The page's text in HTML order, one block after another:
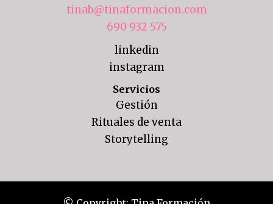
tinab@tinaformacion.com
690 932 575
linkedin
instagram
Servicios
Gestión
Rituales de venta
Storytelling